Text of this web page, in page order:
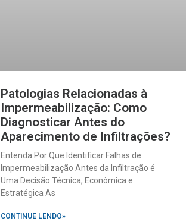
Patologias Relacionadas à
Impermeabilização: Como
Diagnosticar Antes do
Aparecimento de Infiltrações?
Entenda Por Que Identificar Falhas de
Impermeabilização Antes da Infiltração é
Uma Decisão Técnica, Econômica e
Estratégica As
CONTINUE LENDO»